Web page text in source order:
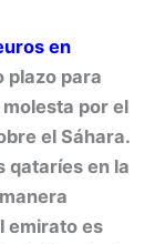
en
plazo para
por el
el Sáhara.
qataríes en la
emirato es